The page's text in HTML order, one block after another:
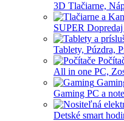
3D Tlačiarne,
SUPER
Tablety, Púzdra,
All in one PC,
Gaming PC a
Detské smart